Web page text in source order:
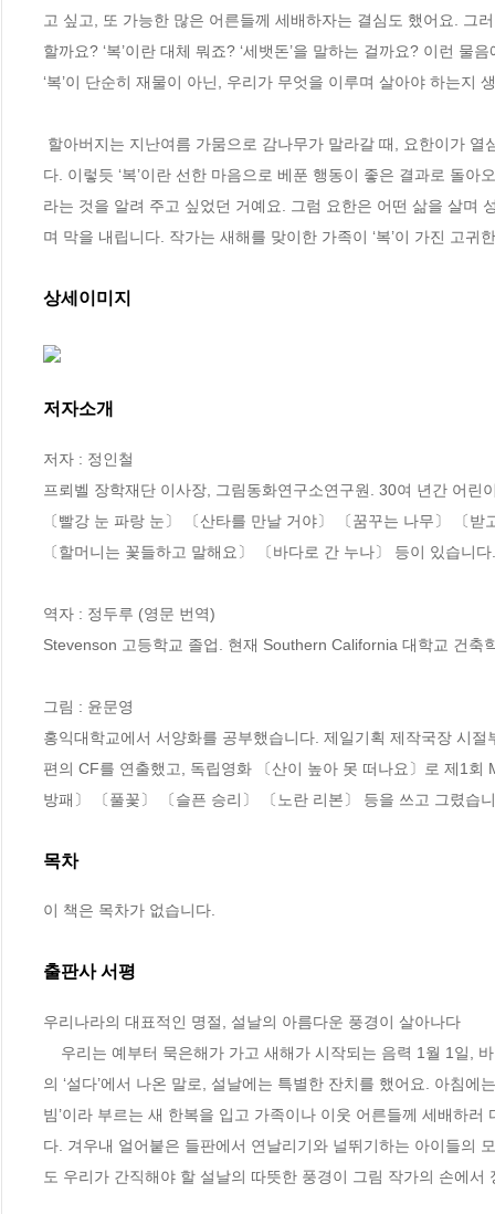
고 싶고, 또 가능한 많은 어른들께 세배하자는 결심도 했어요. 그
할까요? ‘복’이란 대체 뭐죠? ‘세뱃돈’을 말하는 걸까요? 이런
‘복’이 단순히 재물이 아닌, 우리가 무엇을 이루며 살아야 하는지
다. 이렇듯 ‘복’이란 선한 마음으로 베푼 행동이 좋은 결과로 돌
라는 것을 알려 주고 싶었던 거예요. 그럼 요한은 어떤 삶을 살며
며 막을 내립니다. 작가는 새해를 맞이한 가족이 ‘복’이 가진 고
상세이미지
저자소개
저자 : 정인철
프뢰벨 장학재단 이사장, 그림동화연구소연구원. 30여 년간 어
〔빨강 눈 파랑 눈〕 〔산타를 만날 거야〕 〔꿈꾸는 나무〕 〔
〔할머니는 꽃들하고 말해요〕 〔바다로 간 누나〕 등이 있습니다.
역자 : 정두루 (영문 번역)
Stevenson 고등학교 졸업. 현재 Southern California 대학교 건축
그림 : 윤문영
홍익대학교에서 서양화를 공부했습니다. 제일기획 제작국장 시
편의 CF를 연출했고, 독립영화 〔산이 높아 못 떠나요〕로 제1
방패〕 〔풀꽃〕 〔슬픈 승리〕 〔노란 리본〕 등을 쓰고 그렸습
목차
이 책은 목차가 없습니다.
출판사 서평
우리나라의 대표적인 명절, 설날의 아름다운 풍경이 살아나다
의 ‘설다’에서 나온 말로, 설날에는 특별한 잔치를 했어요. 아침
빔’이라 부르는 새 한복을 입고 가족이나 이웃 어른들께 세배하
다. 겨우내 얼어붙은 들판에서 연날리기와 널뛰기하는 아이들의
도 우리가 간직해야 할 설날의 따뜻한 풍경이 그림 작가의 손에